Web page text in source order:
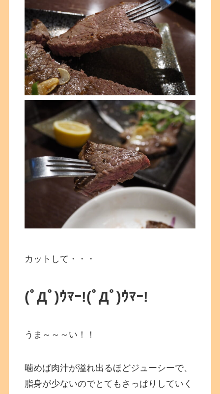
カットして・・・
(ﾟДﾟ)ｳﾏｰ!(ﾟДﾟ)ｳﾏｰ!
うま～～～い！！
噛めば肉汁が溢れ出るほどジューシーで、
脂身が少ないのでとてもさっぱりしていく